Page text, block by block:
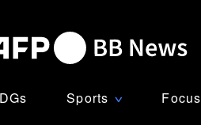
Sports ∨ Focus